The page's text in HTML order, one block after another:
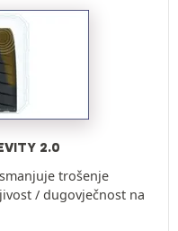
2.0
trošenje
/ dugovječnost na